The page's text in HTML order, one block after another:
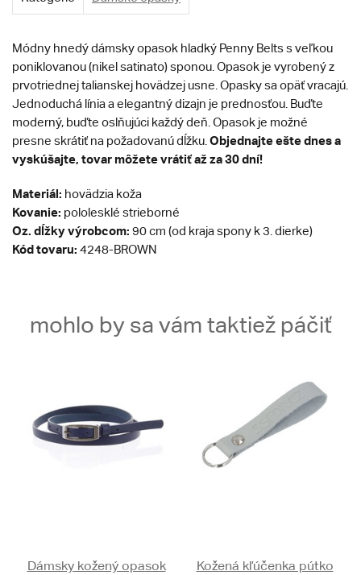
Módny hnedý dámsky opasok hladký Penny Belts s veľkou
poniklovanou (nikel satinato) sponou. Opasok je vyrobený z
prvotriednej talianskej hovädzej usne. Opasky sa opäť vracajú.
Jednoduchá línia a elegantný dizajn je prednosťou. Buďte
moderný, buďte oslňujúci každý deň. Opasok je možné
presne skrátiť na požadovanú dĺžku. Objednajte ešte dnes a
vyskúšajte, tovar môžete vrátiť až za 30 dní!
Materiál: hovädzia koža
Kovanie: pololesklé strieborné
Oz. dĺžky výrobcom: 90 cm (od kraja spony k 3. dierke)
Kód tovaru: 4248-BROWN
mohlo by sa vám taktiež páčiť
Dámsky kožený opasok
Kožená kľúčenka pútko